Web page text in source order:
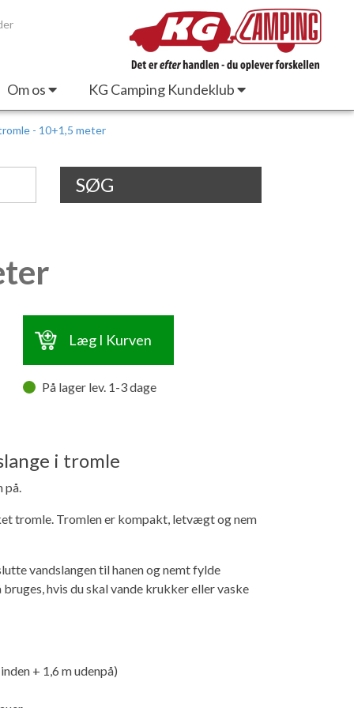
Om os KG Camping Kundeklub
- 10+1,5 meter
SØG
Læg I Kurven
På lager lev. 1-3 dage
i tromle
på.
tromle. Tromlen er kompakt, letvægt og nem
vandslangen til hanen og nemt fylde
hvis du skal vande krukker eller vaske
+ 1,6 m udenpå)